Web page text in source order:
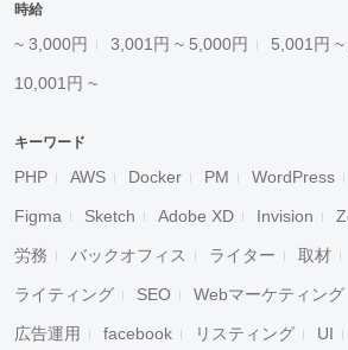
時給
~ 3,000円 3,001円 ~ 5,000円 5,001円
10,001円 ~
キーワード
PHP AWS Docker PM WordPress
Figma Sketch Adobe XD Invision
労務 バックオフィス ライター 取材
ライティング SEO Webマーケティング
広告運用 facebook リスティング UI